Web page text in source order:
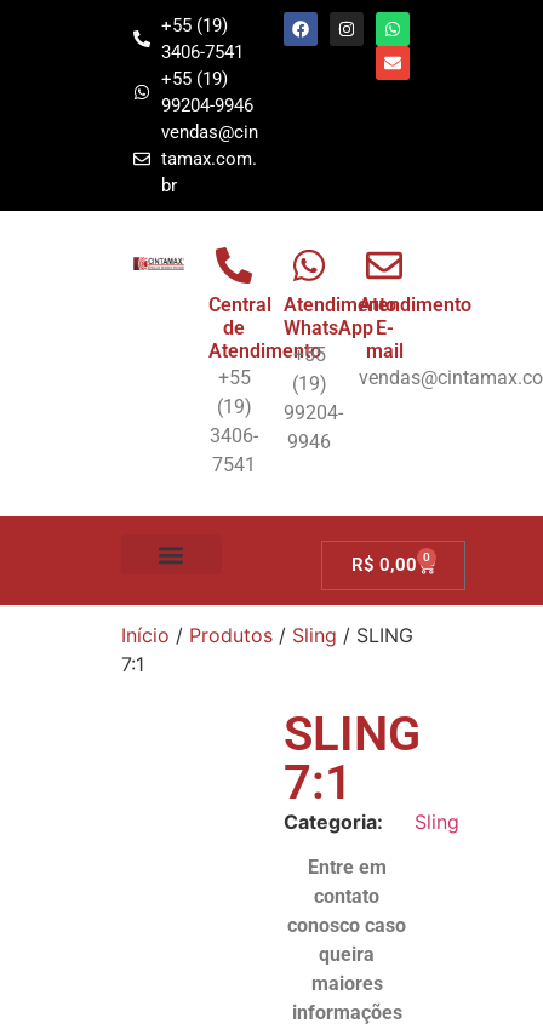
+55 (19)
3406-7541
+55 (19)
99204-9946
vendas@cin
tamax.com.
br
Central
de
Atendimento
+55
(19)
3406-
7541
Atendimento
WhatsApp
+55
(19)
99204-
9946
Atendimento
E-
mail
R$ 0,00 0
Início / Produtos / Sling / SLING
7:1
SLING
7:1
Categoria: Sling
Entre em
contato
conosco caso
queira
maiores
informações